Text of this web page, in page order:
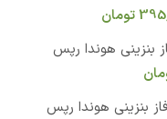
تومان
فاز بنزینی هوندا رپس
سه فاز بنزینی هوندا رپس